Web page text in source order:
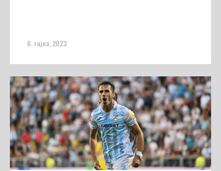
6. rujna, 2023